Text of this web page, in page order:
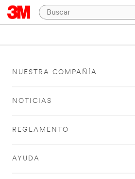
NUESTRA COMPAÑÍA
NOTICIAS
REGLAMENTO
AYUDA